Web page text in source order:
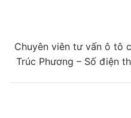
Chuyên viên tư vấn ô tô
Trúc Phương – Số điện